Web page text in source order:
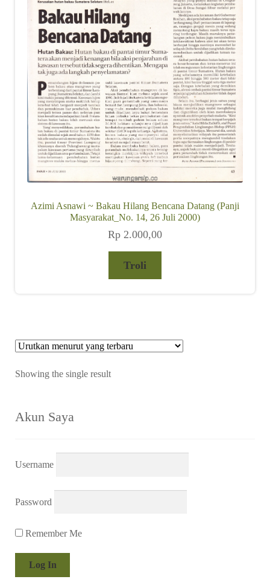
Reseller
Azimi Asnawi ~ Bakau Hilang Bencana Datang (Panji
Masyarakat_No. 14, 26 Juli 2000)
Rp 2.000,00
Troli
Showing the single result
Akun Saya
Username
Password
Remember Me